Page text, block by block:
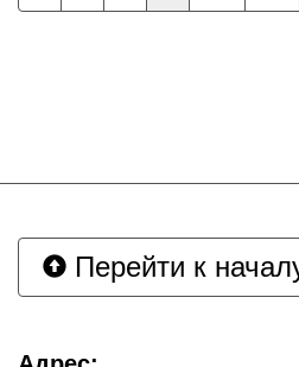
Перейти к